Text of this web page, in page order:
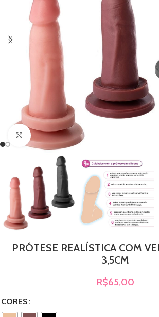
Clique para ampliar
PRÓTESE REALÍSTICA COM
3,5CM
R$65,00
CORES